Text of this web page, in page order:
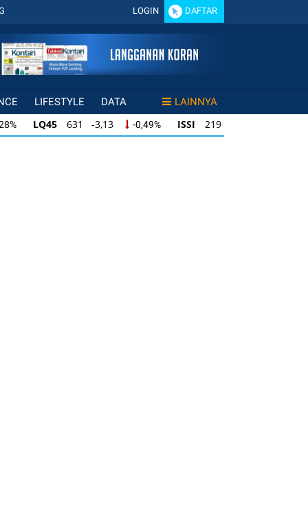
LOGIN DAFTAR
LIFESTYLE DATA LAINNYA
LQ45 631 -3,13 -0,49% ISSI 219 -0,63
LQ45 631 -3,13 -0,49% ISSI 219 -0,63